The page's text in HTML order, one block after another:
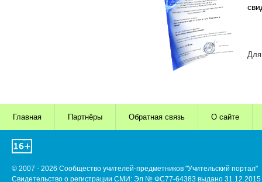
Для
Главная Партнёры Обратная связь О сайте
© 2007 - 2026 Сообщество учителей-предметников "Учительский портал"
Свидетельство о регистрации СМИ: Эл № ФС77-64383 выдано 31.12.2015